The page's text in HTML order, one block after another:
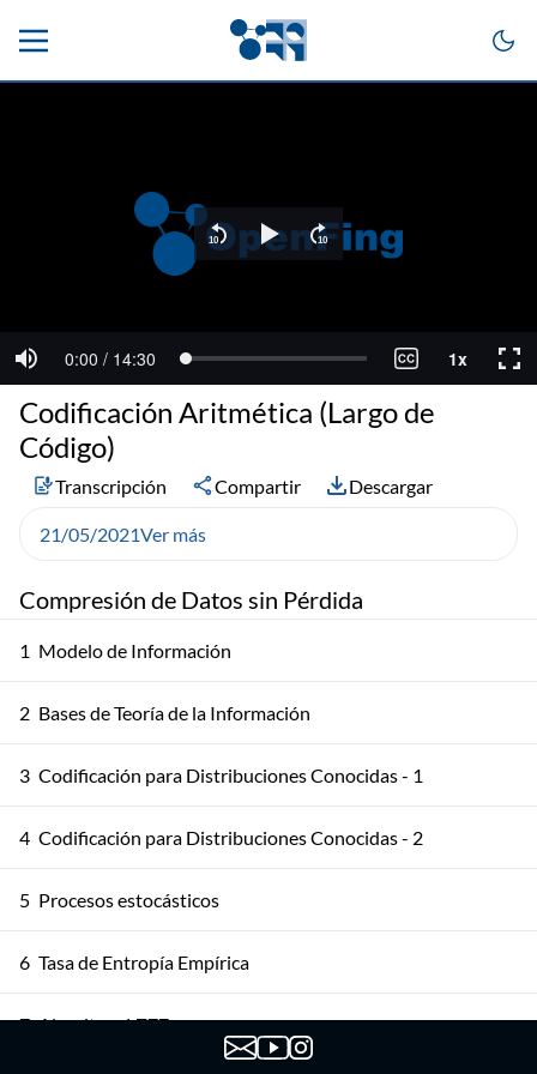
Compresión de Datos sin Pérdida
1 Modelo de Información
2 Bases de Teoría de la Información
3 Codificación para Distribuciones Conocidas - 1
4 Codificación para Distribuciones Conocidas - 2
5 Procesos estocásticos
6 Tasa de Entropía Empírica
7 Algoritmo LZ77
Codificación Aritmética (Largo de
Código)
Transcripción Compartir Descargar
21/05/2021Ver más